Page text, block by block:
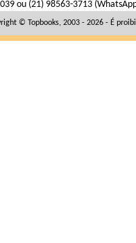
ou (21) 98563-3713
© Topbooks, 2003 - 2026 - É